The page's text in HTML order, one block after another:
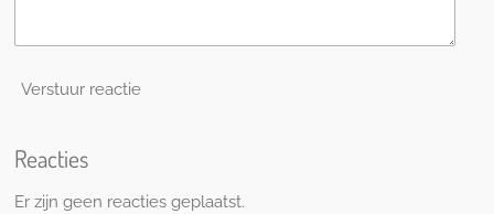
Verstuur reactie
Reacties
Er zijn geen reacties geplaatst.